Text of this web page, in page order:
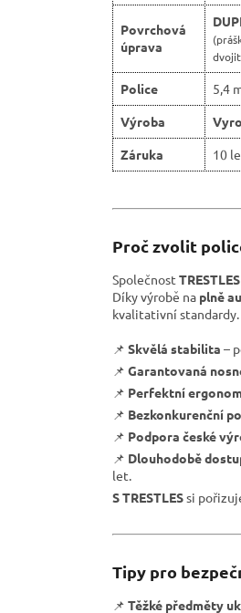
Povrchová
úprava
Police 5,4
Výroba
Záruka
10
Proč zvolit
Společnost
Díky výrobě na plně
kvalitativní standardy.
📌 Skvělá stabilita –
📌 Garantovaná
📌 Perfektní
📌 Bezkonkurenční
📌 Podpora české
📌 Dlouhodobě
let.
S TRESTLESsi
Tipy pro
📌 Těžké předměty